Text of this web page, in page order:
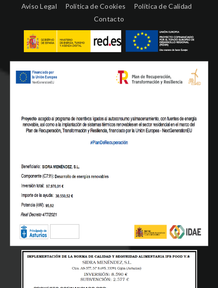
Aviso Legal Política de Cookies
Política de Calidad
Contacto